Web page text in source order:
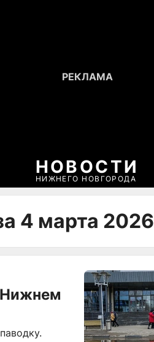
НОВОСТИ
НИЖНЕГО НОВГОРОДА
4 марта 2026
Нижнем